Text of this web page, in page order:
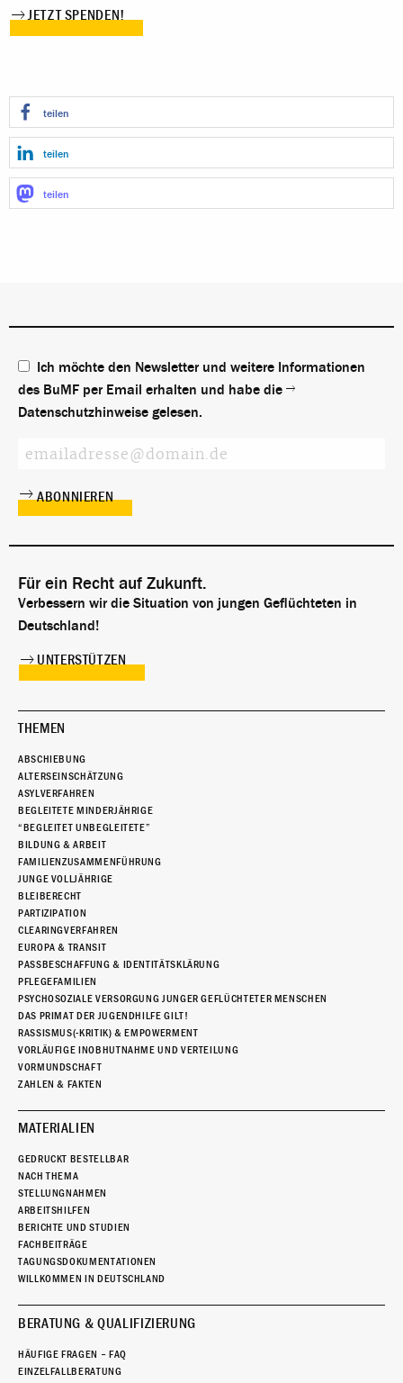
JETZT SPENDEN!
teilen
teilen
teilen
Ich möchte den Newsletter und weitere Informationen
des BuMF per Email erhalten und habe die
Datenschutzhinweise gelesen.
Für ein Recht auf Zukunft.
Verbessern wir die Situation von jungen Geflüchteten in
Deutschland!
UNTERSTÜTZEN
THEMEN
ABSCHIEBUNG
ALTERSEINSCHÄTZUNG
ASYLVERFAHREN
BEGLEITETE MINDERJÄHRIGE
“BEGLEITET UNBEGLEITETE”
BILDUNG & ARBEIT
FAMILIENZUSAMMENFÜHRUNG
JUNGE VOLLJÄHRIGE
BLEIBERECHT
PARTIZIPATION
CLEARINGVERFAHREN
EUROPA & TRANSIT
PASSBESCHAFFUNG & IDENTITÄTSKLÄRUNG
PFLEGEFAMILIEN
PSYCHOSOZIALE VERSORGUNG JUNGER GEFLÜCHTETER MENSCHEN
DAS PRIMAT DER JUGENDHILFE GILT!
RASSISMUS(-KRITIK) & EMPOWERMENT
VORLÄUFIGE INOBHUTNAHME UND VERTEILUNG
VORMUNDSCHAFT
ZAHLEN & FAKTEN
MATERIALIEN
GEDRUCKT BESTELLBAR
NACH THEMA
STELLUNGNAHMEN
ARBEITSHILFEN
BERICHTE UND STUDIEN
FACHBEITRÄGE
TAGUNGSDOKUMENTATIONEN
WILLKOMMEN IN DEUTSCHLAND
BERATUNG & QUALIFIZIERUNG
HÄUFIGE FRAGEN – FAQ
EINZELFALLBERATUNG